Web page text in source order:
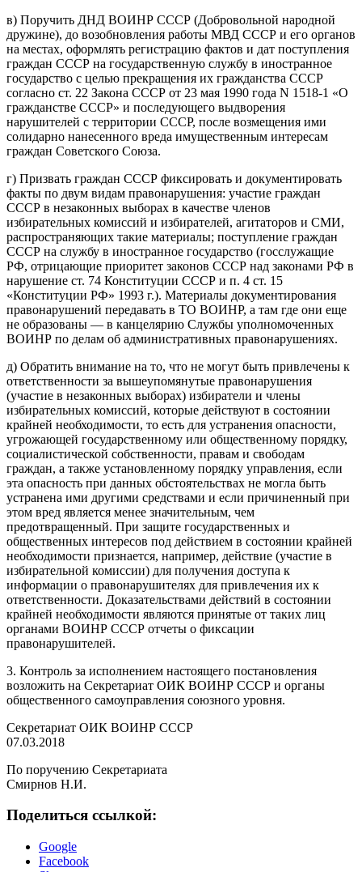
в) Поручить ДНД ВОИНР СССР (Добровольной народной
дружине), до возобновления работы МВД СССР и его органов
на местах, оформлять регистрацию фактов и дат поступления
граждан СССР на государственную службу в иностранное
государство с целью прекращения их гражданства СССР
согласно ст. 22 Закона СССР от 23 мая 1990 года N 1518-1 «О
гражданстве СССР» и последующего выдворения
нарушителей с территории СССР, после возмещения ими
солидарно нанесенного вреда имущественным интересам
граждан Советского Союза.
г) Призвать граждан СССР фиксировать и документировать
факты по двум видам правонарушения: участие граждан
СССР в незаконных выборах в качестве членов
избирательных комиссий и избирателей, агитаторов и СМИ,
распространяющих такие материалы; поступление граждан
СССР на службу в иностранное государство (госслужащие
РФ, отрицающие приоритет законов СССР над законами РФ в
нарушение ст. 74 Конституции СССР и п. 4 ст. 15
«Конституции РФ» 1993 г.). Материалы документирования
правонарушений передавать в ТО ВОИНР, а там где они еще
не образованы — в канцелярию Службы уполномоченных
ВОИНР по делам об административных правонарушениях.
д) Обратить внимание на то, что не могут быть привлечены к
ответственности за вышеупомянутые правонарушения
(участие в незаконных выборах) избиратели и члены
избирательных комиссий, которые действуют в состоянии
крайней необходимости, то есть для устранения опасности,
угрожающей государственному или общественному порядку,
социалистической собственности, правам и свободам
граждан, а также установленному порядку управления, если
эта опасность при данных обстоятельствах не могла быть
устранена ими другими средствами и если причиненный при
этом вред является менее значительным, чем
предотвращенный. При защите государственных и
общественных интересов под действием в состоянии крайней
необходимости признается, например, действие (участие в
избирательной комиссии) для получения доступа к
информации о правонарушителях для привлечения их к
ответственности. Доказательствами действий в состоянии
крайней необходимости являются принятые от таких лиц
органами ВОИНР СССР отчеты о фиксации
правонарушителей.
3. Контроль за исполнением настоящего постановления
возложить на Секретариат ОИК ВОИНР СССР и органы
общественного самоуправления союзного уровня.
Секретариат ОИК ВОИНР СССР
07.03.2018
По поручению Секретариата
Смирнов Н.И.
Поделиться ссылкой:
Google
Facebook